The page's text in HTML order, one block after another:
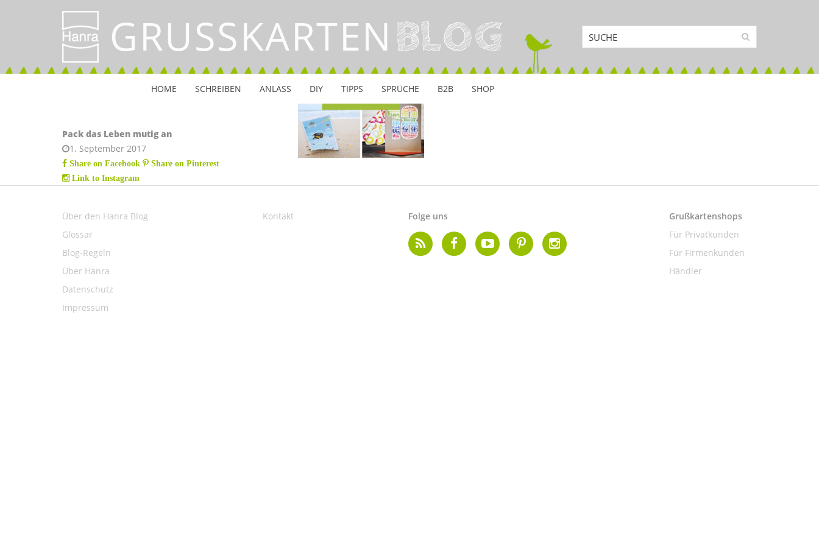
GRUSSKARTEN BLOG
HOME SCHREIBEN ANLASS DIY TIPPS SPRÜCHE B2B SHOP
Pack das Leben mutig an
1. September 2017
Share on Facebook
Share on Pinterest
Link to Instagram
Über den Hanra Blog
Glossar
Blog-Regeln
Über Hanra
Datenschutz
Impressum
Kontakt Folge uns
Grußkartenshops
Für Privatkunden
Für Firmenkunden
Händler